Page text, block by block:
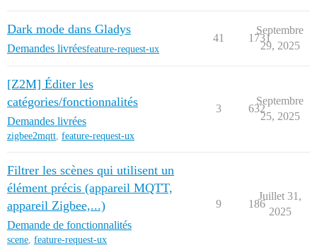
Dark mode dans Gladys
Demandes livréesfeature-request-ux
41 1731
Septembre
29, 2025
[Z2M] Éditer les
catégories/fonctionnalités
Demandes livrées
zigbee2mqtt, feature-request-ux
3 632
Septembre
25, 2025
Filtrer les scènes qui utilisent un
élément précis (appareil MQTT,
appareil Zigbee,...)
Demande de fonctionnalités
scene, feature-request-ux
9 186
Juillet 31,
2025